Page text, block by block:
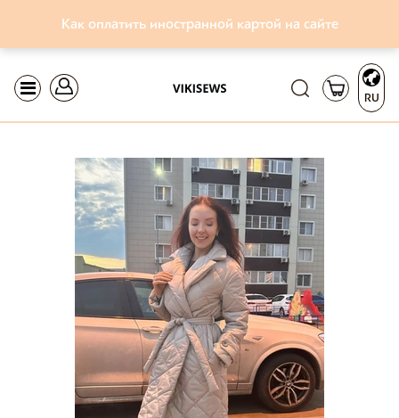
Как оплатить иностранной картой на сайте
RU